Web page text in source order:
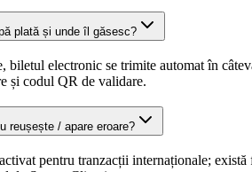
plată și unde îl găsesc?
biletul electronic se trimite automat în
și codul QR de validare.
reușește / apare eroare?
pentru tranzacții internaționale;